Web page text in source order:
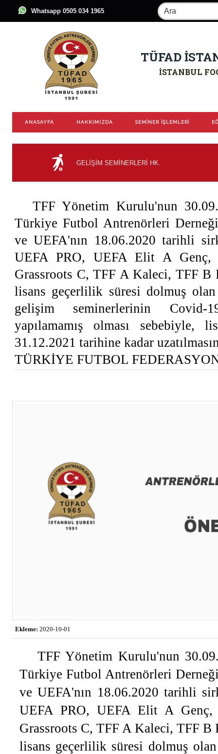
Whatsapp 0505 034 1965
TÜFAD
İSTANBUL
ANASAYFA HAKKIMIZDA SEMİNER İŞLEMLERİ
GELİŞİM SEMİNERLERİ HK.
TFF Yönetim Kurulu'nun
Türkiye Futbol Antrenörleri
ve UEFA'nın 18.06.2020 tarihli
UEFA PRO, UEFA Elit A
Grassroots C, TFF A Kaleci, TFF B
lisans geçerlilik süresi dolmuş
gelişim seminerlerinin Covid-
yapılamamış olması sebebiyle,
31.12.2021 tarihine kadar
TÜRKİYE FUTBOL
Ekleme: 2020-10-01
TFF Yönetim Kurulu'nun
Türkiye Futbol Antrenörleri
ve UEFA'nın 18.06.2020 tarihli
UEFA PRO, UEFA Elit A
Grassroots C, TFF A Kaleci, TFF B
lisans geçerlilik süresi dolmuş